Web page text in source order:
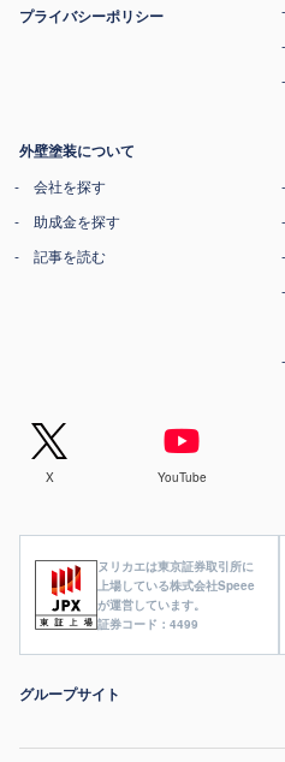
ヌリカエは東京証券取引所に
上場している株式会社Speee
が運営しています。
証券コード：4499
プライバシーポリシー
外壁塗装について
会社を探す
助成金を探す
記事を読む
X YouTube
グループサイト